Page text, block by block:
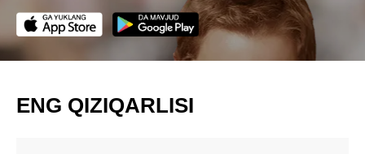
ENG QIZIQARLISI